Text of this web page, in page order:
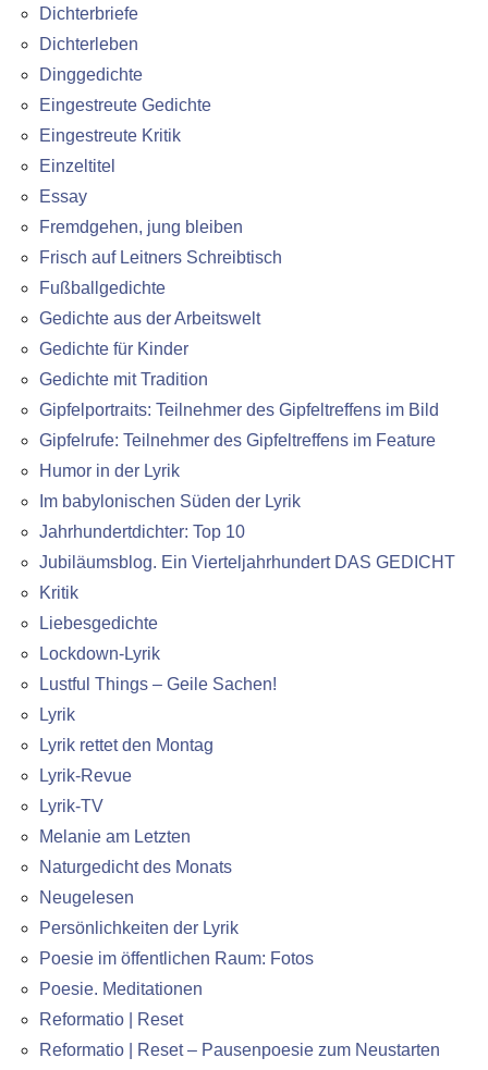
Dichterbriefe
Dichterleben
Dinggedichte
Eingestreute Gedichte
Eingestreute Kritik
Einzeltitel
Essay
Fremdgehen, jung bleiben
Frisch auf Leitners Schreibtisch
Fußballgedichte
Gedichte aus der Arbeitswelt
Gedichte für Kinder
Gedichte mit Tradition
Gipfelportraits: Teilnehmer des Gipfeltreffens im Bild
Gipfelrufe: Teilnehmer des Gipfeltreffens im Feature
Humor in der Lyrik
Im babylonischen Süden der Lyrik
Jahrhundertdichter: Top 10
Jubiläumsblog. Ein Vierteljahrhundert DAS GEDICHT
Kritik
Liebesgedichte
Lockdown-Lyrik
Lustful Things – Geile Sachen!
Lyrik
Lyrik rettet den Montag
Lyrik-Revue
Lyrik-TV
Melanie am Letzten
Naturgedicht des Monats
Neugelesen
Persönlichkeiten der Lyrik
Poesie im öffentlichen Raum: Fotos
Poesie. Meditationen
Reformatio | Reset
Reformatio | Reset – Pausenpoesie zum Neustarten